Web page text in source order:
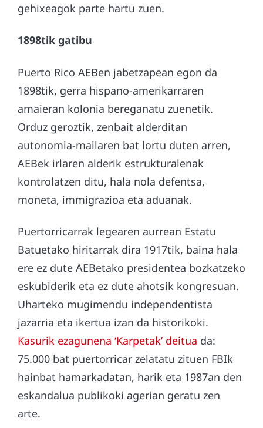
gehixeagok parte hartu zuen.
1898tik gatibu
Puerto Rico AEBen jabetzapean egon da
1898tik, gerra hispano-amerikarraren
amaieran kolonia bereganatu zuenetik.
Orduz geroztik, zenbait alderditan
autonomia-mailaren bat lortu duten arren,
AEBek irlaren alderik estrukturalenak
kontrolatzen ditu, hala nola defentsa,
moneta, immigrazioa eta aduanak.
Puertorricarrak legearen aurrean Estatu
Batuetako hiritarrak dira 1917tik, baina hala
ere ez dute AEBetako presidentea bozkatzeko
eskubiderik eta ez dute ahotsik kongresuan.
Uharteko mugimendu independentista
jazarria eta ikertua izan da historikoki.
Kasurik ezagunena ‘Karpetak’ deitua da:
75.000 bat puertorricar zelatatu zituen FBIk
hainbat hamarkadatan, harik eta 1987an den
eskandalua publikoki agerian geratu zen
arte.